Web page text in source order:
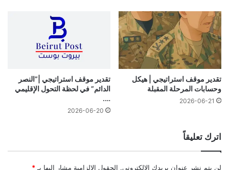
تقدير موقف استراتيجي | هيكل
وحسابات المرحلة المقبلة
2026-06-21
تقدير موقف استراتيجي |”النصر
الدائم” في لحظة التحول الإقليمي
….
2026-06-20
اترك تعليقاً
لن يتم نشر عنوان بريدك الإلكتروني. الحقول الإلزامية مشار إليها بـ *